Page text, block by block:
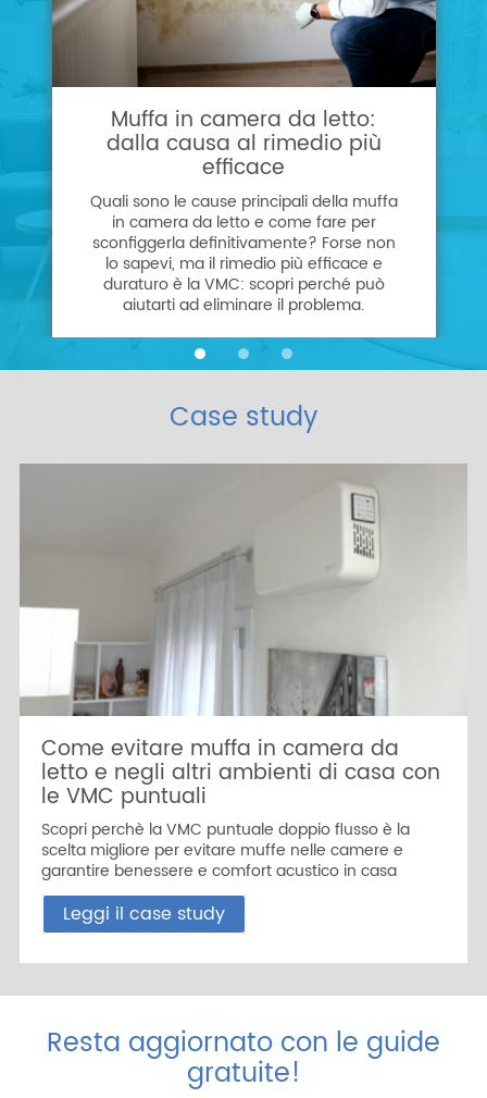
Muffa in camera da letto:
dalla causa al rimedio più
efficace
Quali sono le cause principali della muffa
in camera da letto e come fare per
sconfiggerla definitivamente? Forse non
lo sapevi, ma il rimedio più efficace e
duraturo è la VMC: scopri perché può
aiutarti ad eliminare il problema.
Case study
Come evitare muffa in camera da
letto e negli altri ambienti di casa con
le VMC puntuali
Scopri perchè la VMC puntuale doppio flusso è la
scelta migliore per evitare muffe nelle camere e
garantire benessere e comfort acustico in casa
Leggi il case study
Resta aggiornato con le guide
gratuite!